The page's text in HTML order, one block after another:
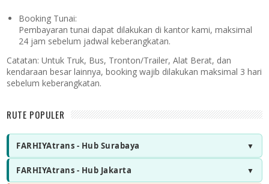
Booking Tunai:
Pembayaran tunai dapat dilakukan di kantor kami, maksimal
24 jam sebelum jadwal keberangkatan.
Catatan: Untuk Truk, Bus, Tronton/Trailer, Alat Berat, dan
kendaraan besar lainnya, booking wajib dilakukan maksimal 3 hari
sebelum keberangkatan.
RUTE POPULER
FARHIYAtrans - Hub Surabaya
FARHIYAtrans - Hub Jakarta